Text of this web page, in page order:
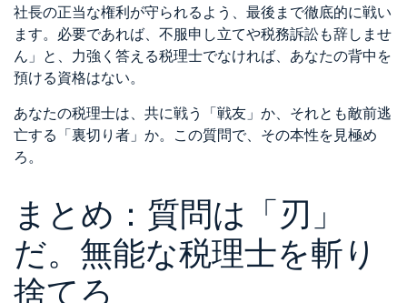
社長の正当な権利が守られるよう、最後まで徹底的に戦い
ます。必要であれば、不服申し立てや税務訴訟も辞しませ
ん」と、力強く答える税理士でなければ、あなたの背中を
預ける資格はない。
あなたの税理士は、共に戦う「戦友」か、それとも敵前逃
亡する「裏切り者」か。この質問で、その本性を見極め
ろ。
まとめ：質問は「刃」
だ。無能な税理士を斬り
捨てろ